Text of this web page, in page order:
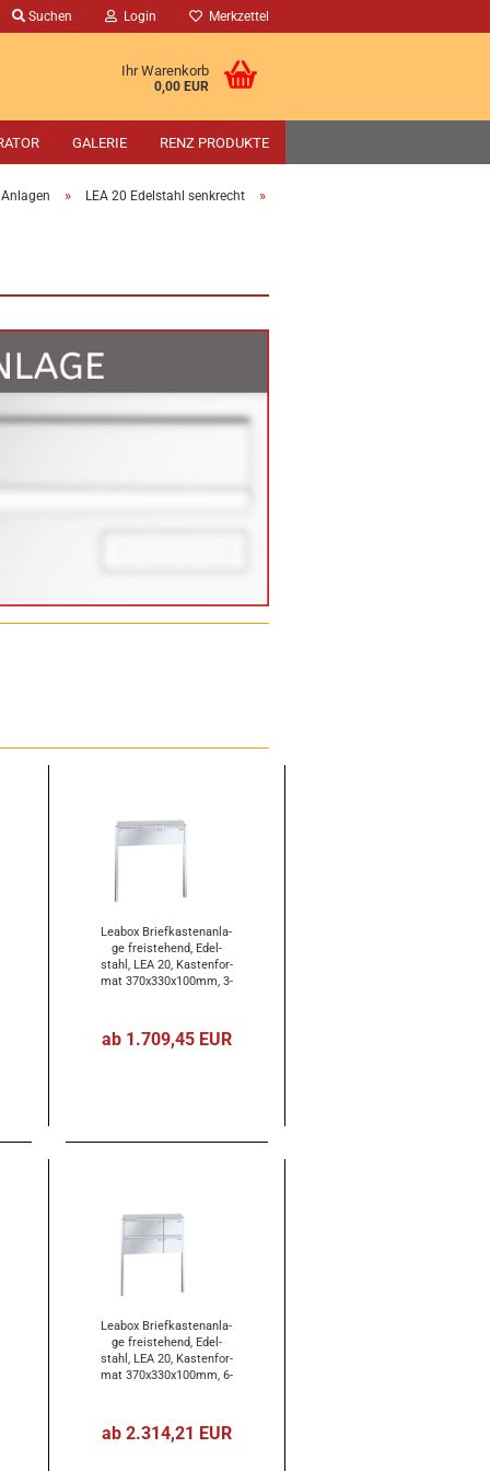
Suchen Login Merkzettel
Ihr Warenkorb
0,00 EUR
GALERIE RENZ PRODUKTE
» LEA 20 Edelstahl senkrecht »
Lea­box Brief­kas­ten­an­la­
ge frei­ste­hend, Edel­
stahl, LEA 20, Kas­ten­for­
mat 370x330x100mm, 3-​
ab 1.709,45 EUR
Lea­box Brief­kas­ten­an­la­
ge frei­ste­hend, Edel­
stahl, LEA 20, Kas­ten­for­
mat 370x330x100mm, 6-​
ab 2.314,21 EUR